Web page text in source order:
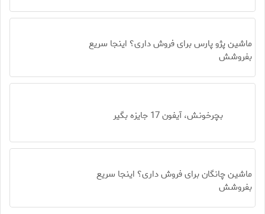
ماشین پژو پارس برای فروش داری؟ اینجا سریع
بفروشش
بچرخونش، آیفون 17 جایزه بگیر
ماشین چانگان برای فروش داری؟ اینجا سریع
بفروشش